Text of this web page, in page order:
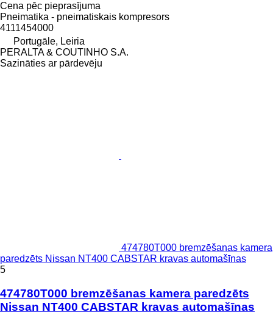
Cena pēc pieprasījuma
Pneimatika - pneimatiskais kompresors
4111454000
Portugāle, Leiria
PERALTA & COUTINHO S.A.
Sazināties ar pārdevēju
474780T000 bremzēšanas kamera
paredzēts Nissan NT400 CABSTAR kravas automašīnas
5
474780T000 bremzēšanas kamera paredzēts
Nissan NT400 CABSTAR kravas automašīnas